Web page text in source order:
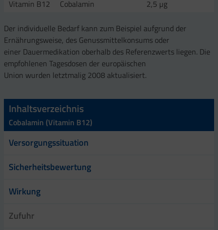
Vitamin B12
Cobalamin 2,5 µg
Der individuelle Bedarf kann zum Beispiel aufgrund der
Ernährungsweise, des Genussmittelkonsums oder
einer Dauermedikation oberhalb des Referenzwerts liegen. Die
empfohlenen Tagesdosen der europäischen
Union wurden letztmalig 2008 aktualisiert.
Inhaltsverzeichnis
Cobalamin (Vitamin B12)
Versorgungssituation
Sicherheitsbewertung
Wirkung
Zufuhr